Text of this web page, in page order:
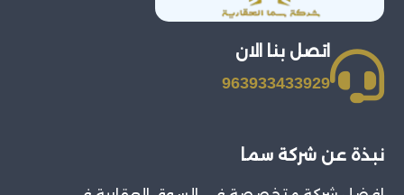
اتصل بنا الان
963933433929
نبذة عن شركة سما